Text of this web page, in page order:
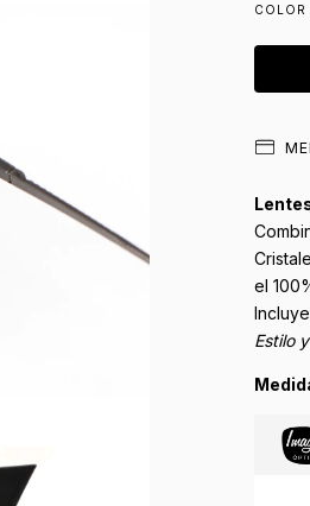
COLOR
el
Estilo